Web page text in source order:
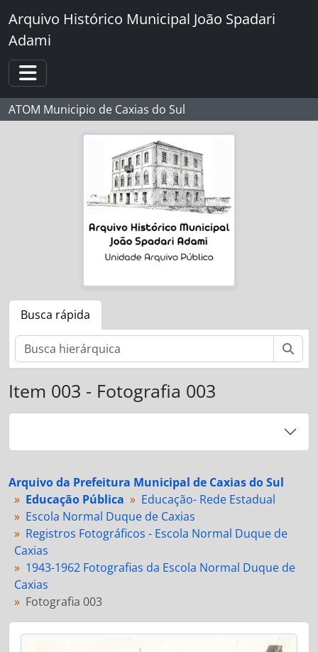
Skip to main content
Arquivo Histórico Municipal João Spadari
Adami
Toggle navigation
ATOM Municipio de Caxias do Sul
Busca rápida
Item 003 - Fotografia 003
Arquivo da Prefeitura Municipal de Caxias do Sul
Educação Pública
Educação- Rede Estadual
Escola Normal Duque de Caxias
Registros Fotográficos - Escola Normal Duque de
Caxias
1943-1962 Fotografias da Escola Normal Duque de
Caxias
Fotografia 003